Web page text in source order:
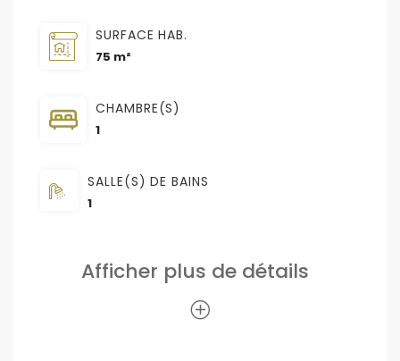
SURFACE HAB.
75 m²
CHAMBRE(S)
1
SALLE(S) DE BAINS
1